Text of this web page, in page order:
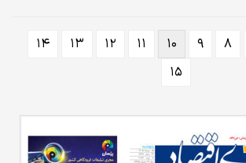
۸ ۹ ۱۰ ۱۱ ۱۲ ۱۳
۱۴
۱۵